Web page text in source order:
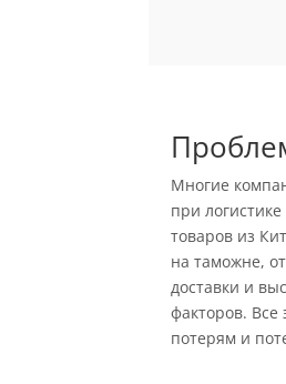
Многие
при
товаров из
на таможне,
доставки и
факторов.
потерям и